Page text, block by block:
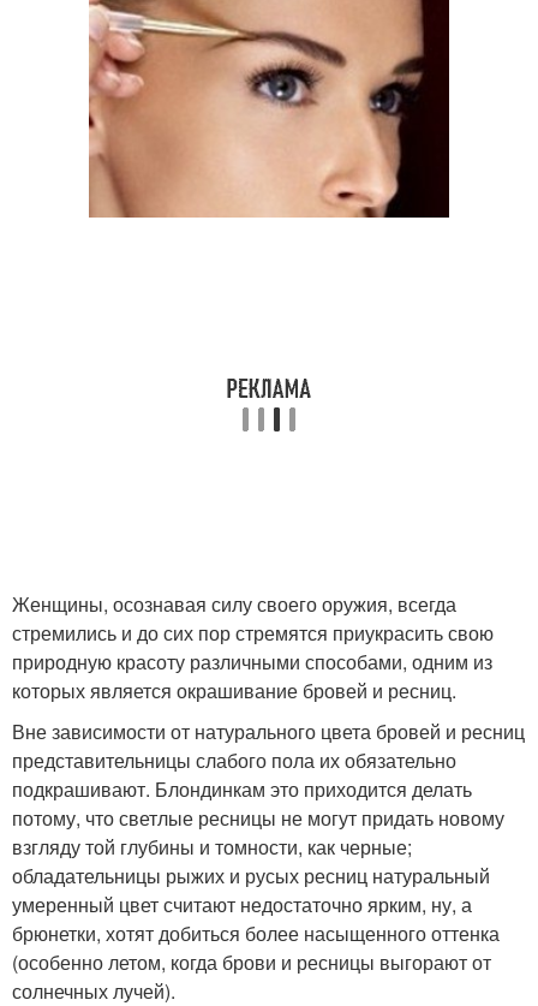
Женщины, осознавая силу своего оружия, всегда
стремились и до сих пор стремятся приукрасить свою
природную красоту различными способами, одним из
которых является окрашивание бровей и ресниц.
Вне зависимости от натурального цвета бровей и ресниц
представительницы слабого пола их обязательно
подкрашивают. Блондинкам это приходится делать
потому, что светлые ресницы не могут придать новому
взгляду той глубины и томности, как черные;
обладательницы рыжих и русых ресниц натуральный
умеренный цвет считают недостаточно ярким, ну, а
брюнетки, хотят добиться более насыщенного оттенка
(особенно летом, когда брови и ресницы выгорают от
солнечных лучей).